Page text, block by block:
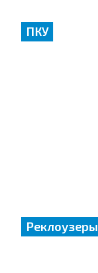
ПКУ
Реклоузеры